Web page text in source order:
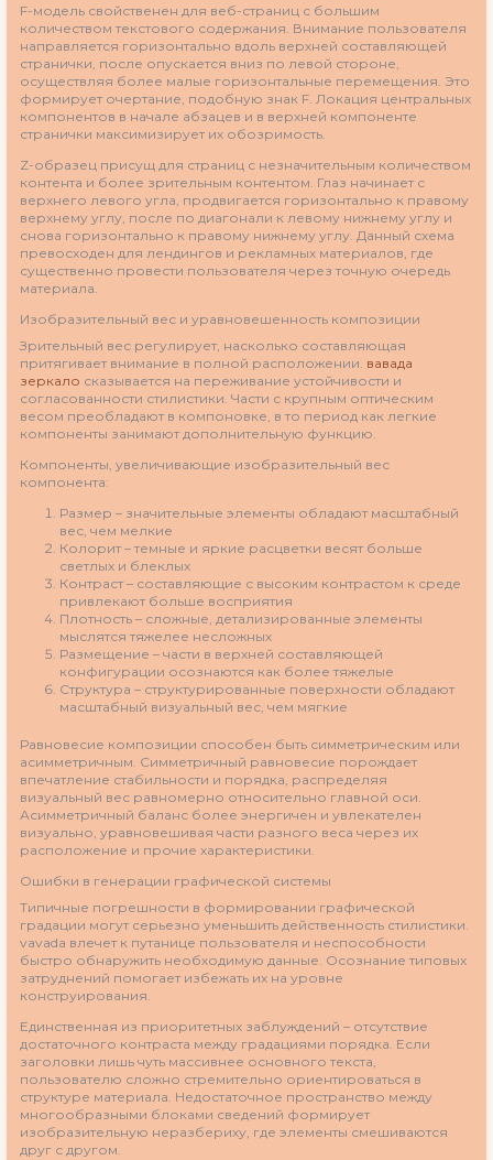
F-модель свойственен для веб-страниц с большим
количеством текстового содержания. Внимание пользователя
направляется горизонтально вдоль верхней составляющей
странички, после опускается вниз по левой стороне,
осуществляя более малые горизонтальные перемещения. Это
формирует очертание, подобную знак F. Локация центральных
компонентов в начале абзацев и в верхней компоненте
странички максимизирует их обозримость.
Z-образец присущ для страниц с незначительным количеством
контента и более зрительным контентом. Глаз начинает с
верхнего левого угла, продвигается горизонтально к правому
верхнему углу, после по диагонали к левому нижнему углу и
снова горизонтально к правому нижнему углу. Данный схема
превосходен для лендингов и рекламных материалов, где
существенно провести пользователя через точную очередь
материала.
Изобразительный вес и уравновешенность композиции
Зрительный вес регулирует, насколько составляющая
притягивает внимание в полной расположении. вавада
зеркало сказывается на переживание устойчивости и
согласованности стилистики. Части с крупным оптическим
весом преобладают в компоновке, в то период как легкие
компоненты занимают дополнительную функцию.
Компоненты, увеличивающие изобразительный вес
компонента:
Размер – значительные элементы обладают масштабный
вес, чем мелкие
Колорит – темные и яркие расцветки весят больше
светлых и блеклых
Контраст – составляющие с высоким контрастом к среде
привлекают больше восприятия
Плотность – сложные, детализированные элементы
мыслятся тяжелее несложных
Размещение – части в верхней составляющей
конфигурации осознаются как более тяжелые
Структура – структурированные поверхности обладают
масштабный визуальный вес, чем мягкие
Равновесие композиции способен быть симметрическим или
асимметричным. Симметричный равновесие порождает
впечатление стабильности и порядка, распределяя
визуальный вес равномерно относительно главной оси.
Асимметричный баланс более энергичен и увлекателен
визуально, уравновешивая части разного веса через их
расположение и прочие характеристики.
Ошибки в генерации графической системы
Типичные погрешности в формировании графической
градации могут серьезно уменьшить действенность стилистики.
vavada влечет к путанице пользователя и неспособности
быстро обнаружить необходимую данные. Осознание типовых
затруднений помогает избежать их на уровне
конструирования.
Единственная из приоритетных заблуждений – отсутствие
достаточного контраста между градациями порядка. Если
заголовки лишь чуть массивнее основного текста,
пользователю сложно стремительно ориентироваться в
структуре материала. Недостаточное пространство между
многообразными блоками сведений формирует
изобразительную неразбериху, где элементы смешиваются
друг с другом.